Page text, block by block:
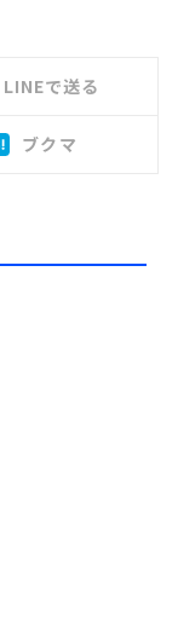
LINEで送る
ブクマ